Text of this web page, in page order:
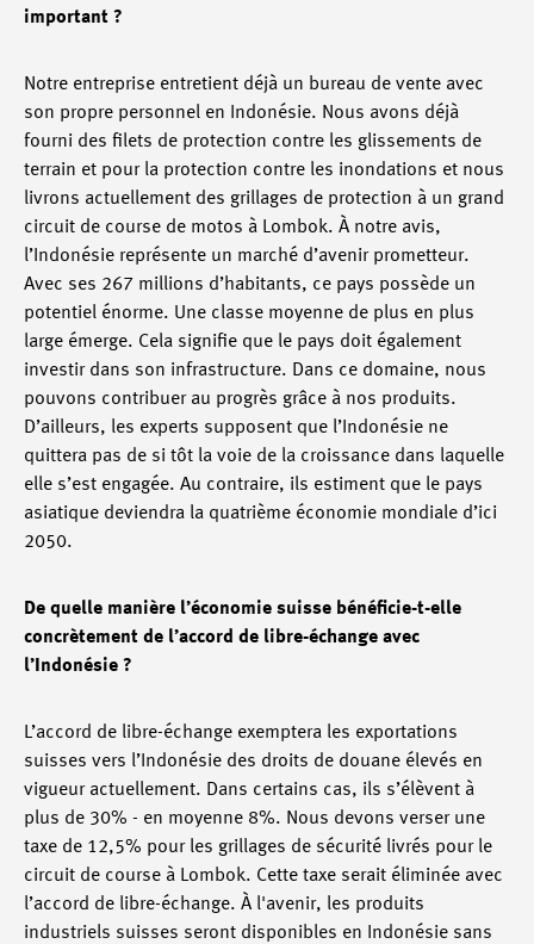
important ?
Notre entreprise entretient déjà un bureau de vente avec
son propre personnel en Indonésie. Nous avons déjà
fourni des filets de protection contre les glissements de
terrain et pour la protection contre les inondations et nous
livrons actuellement des grillages de protection à un grand
circuit de course de motos à Lombok. À notre avis,
l’Indonésie représente un marché d’avenir prometteur.
Avec ses 267 millions d’habitants, ce pays possède un
potentiel énorme. Une classe moyenne de plus en plus
large émerge. Cela signifie que le pays doit également
investir dans son infrastructure. Dans ce domaine, nous
pouvons contribuer au progrès grâce à nos produits.
D’ailleurs, les experts supposent que l’Indonésie ne
quittera pas de si tôt la voie de la croissance dans laquelle
elle s’est engagée. Au contraire, ils estiment que le pays
asiatique deviendra la quatrième économie mondiale d’ici
2050.
De quelle manière l’économie suisse bénéficie-t-elle
concrètement de l’accord de libre-échange avec
l’Indonésie ?
L’accord de libre-échange exemptera les exportations
suisses vers l’Indonésie des droits de douane élevés en
vigueur actuellement. Dans certains cas, ils s’élèvent à
plus de 30% - en moyenne 8%. Nous devons verser une
taxe de 12,5% pour les grillages de sécurité livrés pour le
circuit de course à Lombok. Cette taxe serait éliminée avec
l’accord de libre-échange. À l'avenir, les produits
industriels suisses seront disponibles en Indonésie sans